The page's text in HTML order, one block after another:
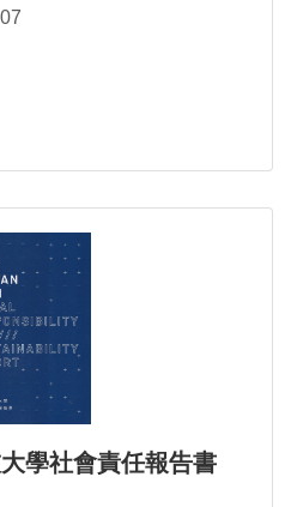
學社會責任報告書